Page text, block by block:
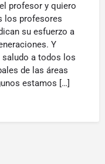
profesor y quiero
los profesores
su esfuerzo a
Y
saludo a todos los
de las áreas
estamos […]